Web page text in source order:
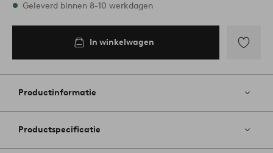
Op voorraad
Geleverd binnen 8-10 werkdagen
In winkelwagen
aan
Productinformatie
Productspecificatie